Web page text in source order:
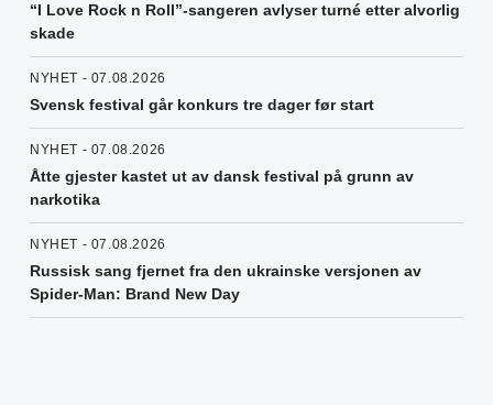
“I Love Rock n Roll”-sangeren avlyser turné etter alvorlig
skade
NYHET - 07.08.2026
Svensk festival går konkurs tre dager før start
NYHET - 07.08.2026
Åtte gjester kastet ut av dansk festival på grunn av
narkotika
NYHET - 07.08.2026
Russisk sang fjernet fra den ukrainske versjonen av
Spider-Man: Brand New Day